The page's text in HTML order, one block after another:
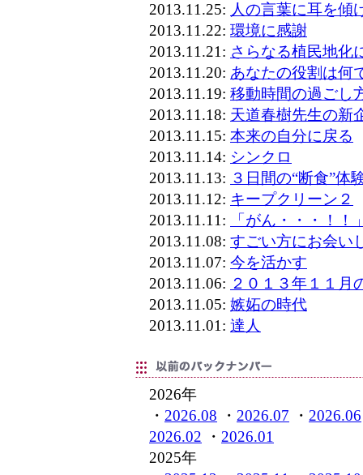
2013.11.25: 人の言葉に耳を傾
2013.11.22: 環境に感謝
2013.11.21: さらなる植民地化
2013.11.20: あなたの役割は何
2013.11.19: 移動時間の過ごし
2013.11.18: 天道春樹先生の新
2013.11.15: 本来の自分に戻る
2013.11.14: シンクロ
2013.11.13: ３日間の“断食”体
2013.11.12: キープクリーン２
2013.11.11:
「がん・・・！！
2013.11.08: すごい方にお会い
2013.11.07: 今を活かす
2013.11.06: ２０１３年１１月
2013.11.05: 嫉妬の時代
2013.11.01: 達人
2026年
・ 2026.08 ・ 2026.07 ・ 2026.06
2026.02 ・ 2026.01
2025年